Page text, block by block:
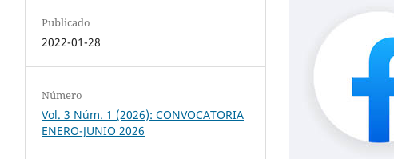
Publicado
2022-01-28
Número
Vol. 3 Núm. 1 (2026): CONVOCATORIA
ENERO-JUNIO 2026